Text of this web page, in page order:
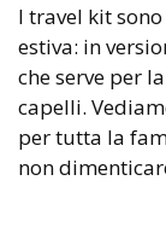
I travel kit
estiva: in
che serve per
capelli.
per tutta la
non